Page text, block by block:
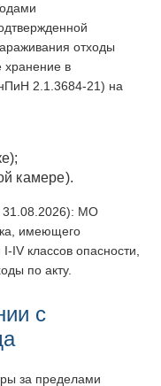
отходы
в
2.1.3684-21) на
камере).
31.08.2026): МО
имеющего
IV классов опасности,
по акту.
с
за пределами